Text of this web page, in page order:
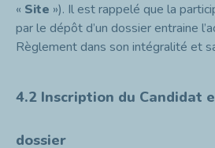
« Site »). Il est rappelé que la
par le dépôt d’un dossier entraine
Règlement dans son intégralité et
4.2 Inscription du Candidat
dossier